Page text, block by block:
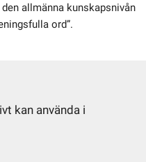
allmänna kunskapsnivån
ord”.
kan använda i